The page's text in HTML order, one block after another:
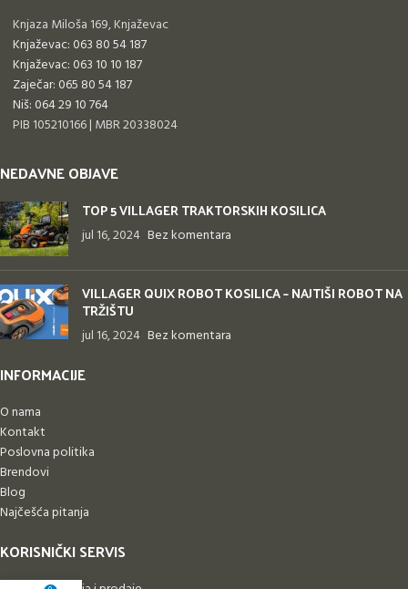
Knjaza Miloša 169, Knjaževac
Knjaževac: 063 80 54 187
Knjaževac: 063 10 10 187
Zaječar: 065 80 54 187
Niš: 064 29 10 764
PIB 105210166 | MBR 20338024
NEDAVNE OBJAVE
TOP 5 VILLAGER TRAKTORSKIH KOSILICA
jul 16, 2024 Bez komentara
VILLAGER QUIX ROBOT KOSILICA – NAJTIŠI ROBOT NA
TRŽIŠTU
jul 16, 2024 Bez komentara
INFORMACIJE
O nama
Kontakt
Poslovna politika
Brendovi
Blog
Najčešća pitanja
KORISNIČKI SERVIS